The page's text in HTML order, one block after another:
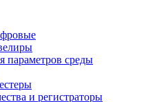
параметров среды
и регистраторы